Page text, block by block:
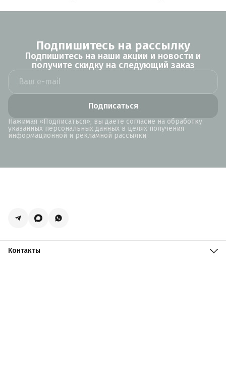
Подпишитесь на рассылку
Подпишитесь на наши акции и новости и
получите скидку на следующий заказ
Подписаться
Нажимая «Подписаться», вы даете согласие на обработку
указанных персональных данных в целях получения
информационной и рекламной рассылки
Контакты